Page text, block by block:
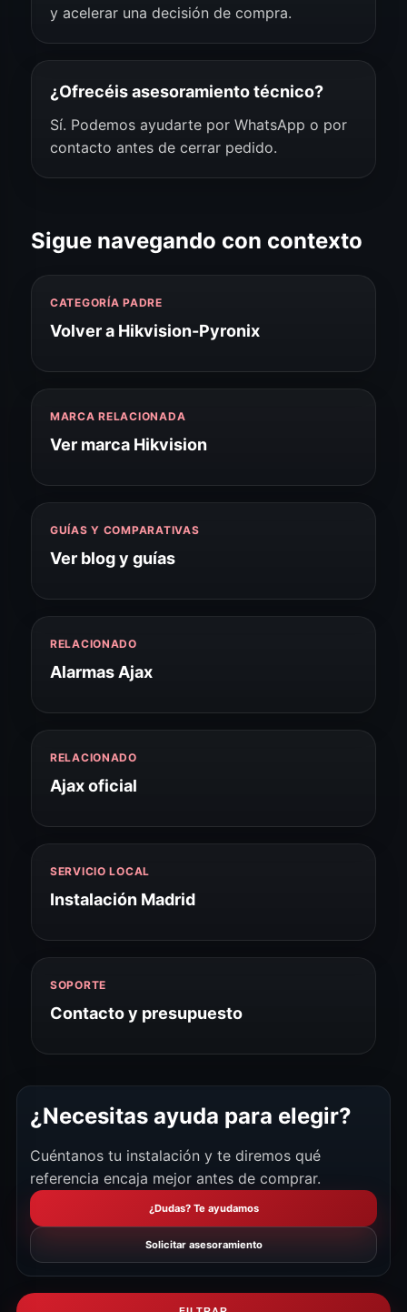
y acelerar una decisión de compra.
¿Ofrecéis asesoramiento técnico?
Sí. Podemos ayudarte por WhatsApp o por
contacto antes de cerrar pedido.
Sigue navegando con contexto
CATEGORÍA PADRE
Volver a Hikvision-Pyronix
MARCA RELACIONADA
Ver marca Hikvision
GUÍAS Y COMPARATIVAS
Ver blog y guías
RELACIONADO
Alarmas Ajax
RELACIONADO
Ajax oficial
SERVICIO LOCAL
Instalación Madrid
SOPORTE
Contacto y presupuesto
¿Necesitas ayuda para elegir?
Cuéntanos tu instalación y te diremos qué
referencia encaja mejor antes de comprar.
¿Dudas? Te ayudamos
Solicitar asesoramiento